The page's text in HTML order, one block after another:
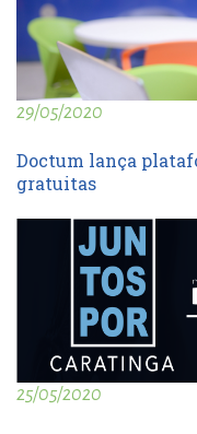
29/05/2020
Doctum lança
gratuitas
25/05/2020